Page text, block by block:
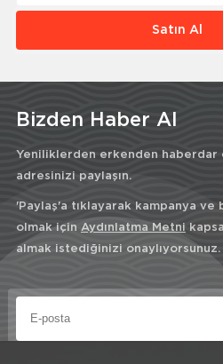
Satın Al
Bizden Haber Al
Yeniliklerden erkenden
adresinizi paylaşın.
'Paylaş'a tıklayarak kampanya
olmak için Aydınlatma Metni
almak istediğinizi onaylıyorsunuz.